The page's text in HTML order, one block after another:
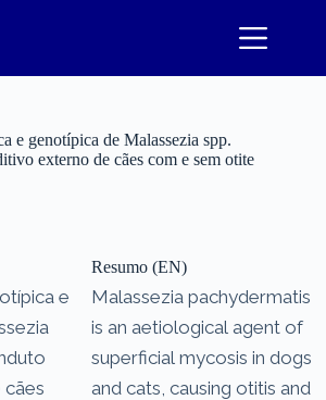
e genotípica de Malassezia spp.
externo de cães com e sem otite
e
Resumo (EN)
Malassezia pachydermatis
is an aetiological agent of
superficial mycosis in dogs
and cats, causing otitis and